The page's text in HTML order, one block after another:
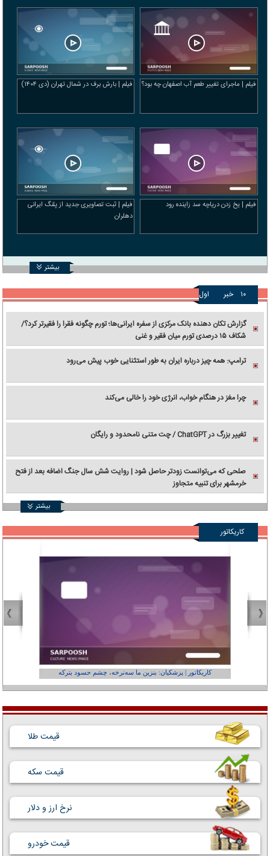
فیلم | ماجرای تغییر طعم آب اصفهان چه بود؟ فیلم | بارش برف در شمال تهران (دی ۱۴۰۴)
فیلم | یخ زدن دریاچه سد زاینده‌ رود
فیلم | ثبت تصاویری جدید از پلنگ ایرانی
دهلران
بیشتر
۱۰ خبر اول
گزارش تکان‌ دهنده بانک مرکزی از سفره ایرانی‌ها؛ تورم چگونه فقرا را فقیرتر کرد؟/
شکاف ۱۵ درصدی تورم میان فقیر و غنی
ترامپ: همه چیز درباره ایران به طور استثنایی خوب پیش می‌رود
چرا مغز در هنگام خواب، انرژی خود را خالی می‌کند
تغییر بزرگ در ChatGPT / چت متنی نامحدود و رایگان
صلحی که می‌توانست زودتر حاصل شود | روایت شش سال جنگ اضافه بعد از فتح
خرمشهر برای تنبیه متجاوز
بیشتر
کاریکاتور
کاریکاتور | پزشکیان: بنزین ما سه‌نرخه، چشم حسود بترکه
قیمت طلا
قیمت سکه
نرخ ارز و دلار
قیمت خودرو